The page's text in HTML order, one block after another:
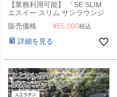
【業務利用可能】 「SE SLIM
エスイー スリム サンラウンジ
ャー」 サマーベッド ビーチベ
ッド コントラクト 業務用
販売価格 ¥55,000税込
詳細を見る